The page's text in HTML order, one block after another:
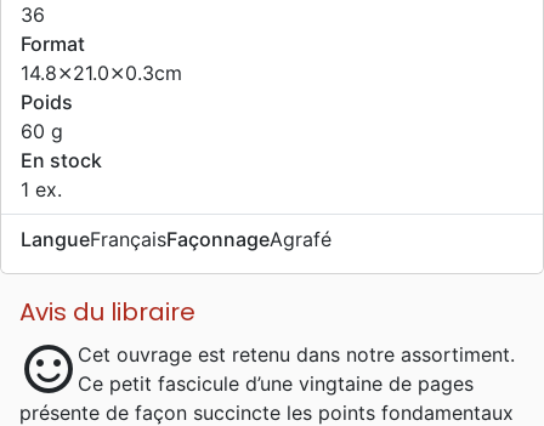
36
Format
14.8⨯21.0⨯0.3cm
Poids
60 g
En stock
1 ex.
LangueFrançaisFaçonnageAgrafé
Avis du libraire
sentiment_satisfied Cet ouvrage est retenu dans notre assortiment.
Ce petit fascicule d’une vingtaine de pages
présente de façon succincte les points fondamentaux